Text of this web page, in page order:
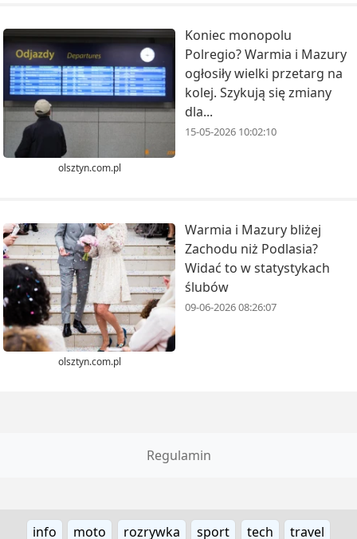
olsztyn.com.pl
Koniec monopolu
Polregio? Warmia i Mazury
ogłosiły wielki przetarg na
kolej. Szykują się zmiany
dla...
15-05-2026 10:02:10
olsztyn.com.pl
Warmia i Mazury bliżej
Zachodu niż Podlasia?
Widać to w statystykach
ślubów
09-06-2026 08:26:07
Regulamin
info moto rozrywka sport tech travel